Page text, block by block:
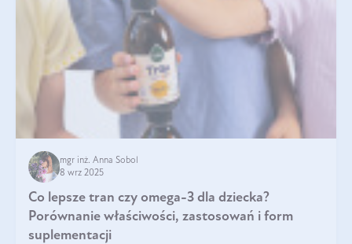
mgr inż. Anna Sobol
8 wrz 2025
Co lepsze tran czy omega-3 dla dziecka?
Porównanie właściwości, zastosowań i form
suplementacji